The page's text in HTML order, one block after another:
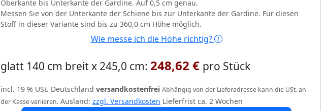
Oberkante bis Unterkante der Gardine. Auf 0,5 cm genau.
Messen Sie von der Unterkante der Schiene bis zur Unterkante der Gardine. Für diesen
Stoff in dieser Variante sind bis zu 360,0 cm Höhe möglich.
Wie messe ich die Höhe richtig?
glatt 140 cm breit x 245,0 cm: 248,62 € pro Stück
incl. 19 % USt. Deutschland versandkostenfrei Abhängig von der Lieferadresse kann die USt. an
der Kasse variieren. Ausland: zzgl. Versandkosten Lieferfrist ca. 2 Wochen